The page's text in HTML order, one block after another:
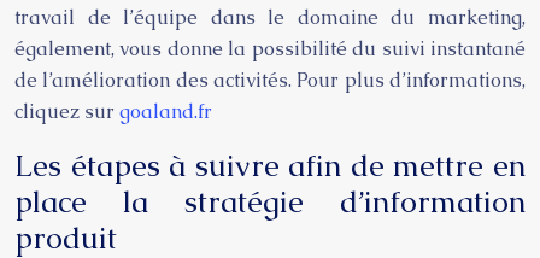
travail de l’équipe dans le domaine du marketing,
également, vous donne la possibilité du suivi instantané
de l’amélioration des activités. Pour plus d’informations,
cliquez sur goaland.fr
Les étapes à suivre afin de mettre en
place la stratégie d’information
produit